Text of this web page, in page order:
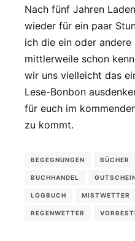
Nach fünf Jahren
wieder für ein paar
ich die ein oder andere
mittlerweile schon
wir uns vielleicht das
Lese-Bonbon
für euch im
zu kommt.
BEGEGNUNGEN BÜCHER
BUCHHANDEL
LOGBUCH MISTWETTER
REGENWETTER